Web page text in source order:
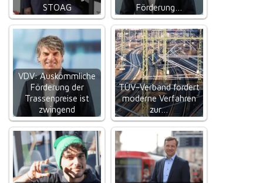
STOAG
Förderung…
VDV: Auskömmliche
Förderung der
Trassenpreise ist
zwingend
TÜV-Verband fordert
moderne Verfahren
zur…